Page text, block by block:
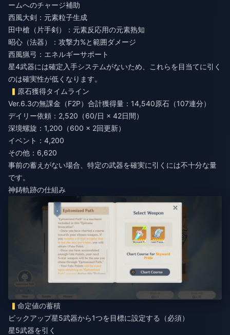
ームへのチャージ補助
西風大剣：元素粒子生成
田中槍（片手剣）：元素反応用の元素熟知
昭心（法器）：攻撃力%と範囲ダメージ
西風猟弓：エネルギーサポート
星4武器には確定入手システムがないため、これらを目当てに引く
のは確実性が低くなります。
原石獲得タイムライン
Ver.6.3の無課金（F2P）合計獲得量：14,540原石（107連分）
デイリー依頼：2,520（60/日 × 42日間）
深境螺旋：1,200（600 × 2回更新）
イベント：4,200
その他：6,620
事前の蓄えがない場合、特定の武器を確実に引くには不十分な量
です。
神鋳軌跡の仕組み
命定値の蓄積
ピックアップ星5武器から1つを目標に設定する（必須）
星5武器を引く